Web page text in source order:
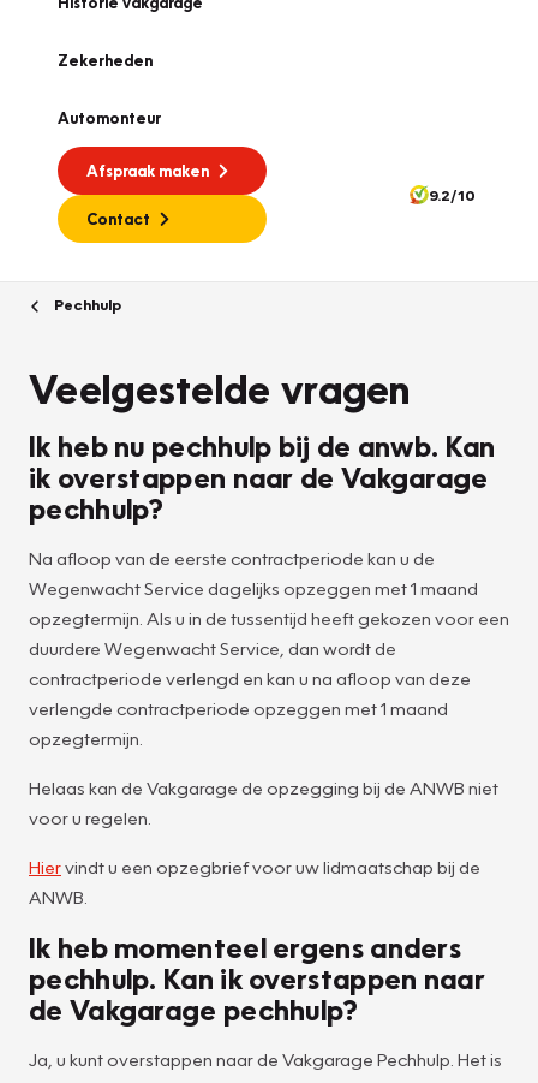
Zekerheden
Automonteur
Afspraak maken
Contact
9.2/10
Pechhulp
Veelgestelde vragen
Ik heb nu pechhulp bij de anwb. Kan
ik overstappen naar de Vakgarage
pechhulp?
Na afloop van de eerste contractperiode kan u de
Wegenwacht Service dagelijks opzeggen met 1 maand
opzegtermijn. Als u in de tussentijd heeft gekozen voor een
duurdere Wegenwacht Service, dan wordt de
contractperiode verlengd en kan u na afloop van deze
verlengde contractperiode opzeggen met 1 maand
opzegtermijn.
Helaas kan de Vakgarage de opzegging bij de ANWB niet
voor u regelen.
Hiervindt u een opzegbrief voor uw lidmaatschap bij de
ANWB.
Ik heb momenteel ergens anders
pechhulp. Kan ik overstappen naar
de Vakgarage pechhulp?
Ja, u kunt overstappen naar de Vakgarage Pechhulp. Het is